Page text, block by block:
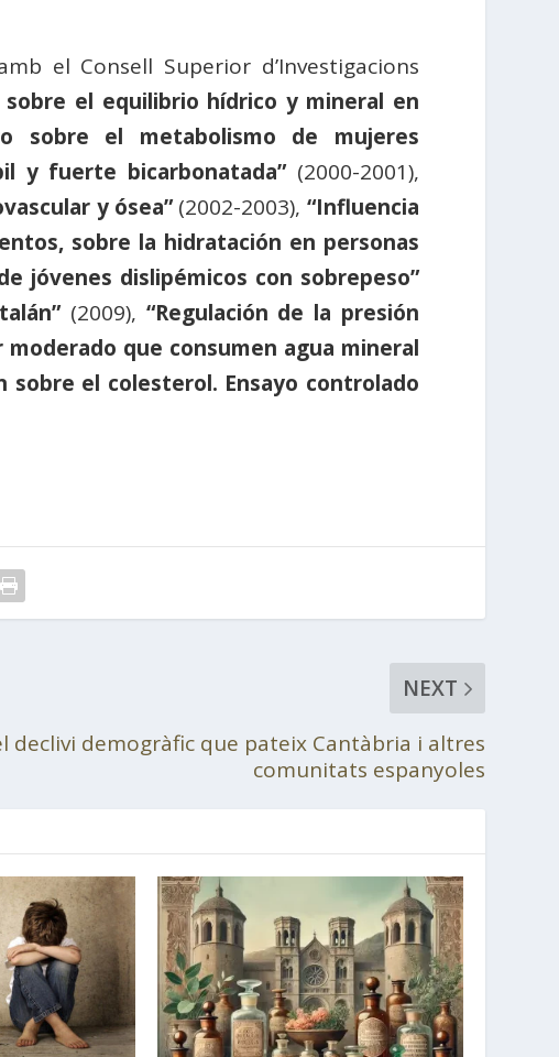
el Consell Superior d’Investigacions
el equilibrio hídrico y mineral en
sobre el metabolismo de mujeres
y fuerte bicarbonatada”(2000-2001),
y ósea”(2002-2003), “Influencia
sobre la hidratación en personas
jóvenes dislipémicos con sobrepeso”
(2009), “Regulación de la presión
que consumen agua mineral
sobre el colesterol. Ensayo controlado
NEXT
declivi demogràfic que pateix Cantàbria i altres
comunitats espanyoles